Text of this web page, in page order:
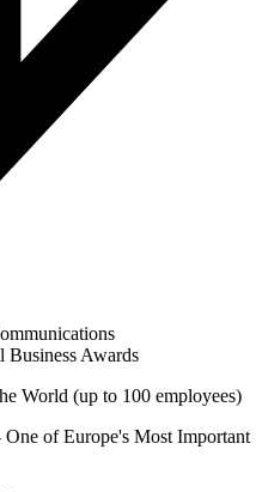
World (up to 100 employees)